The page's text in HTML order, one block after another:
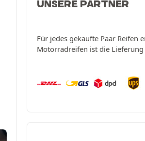
UNSERE PARTNER
Für jedes gekaufte Paar Reifen
Motorradreifen ist die